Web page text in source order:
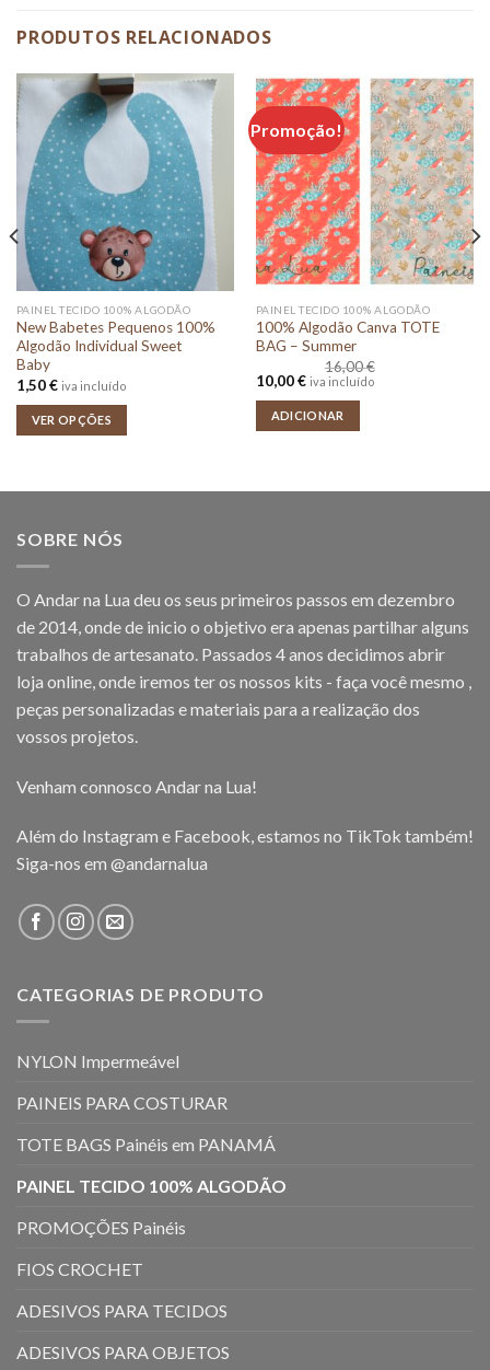
PRODUTOS RELACIONADOS
PAINEL TECIDO 100% ALGODÃO
New Babetes Pequenos 100%
Algodão Individual Sweet
Baby
1,50€ iva incluído
VER OPÇÕES
Promoção!
PAINEL TECIDO 100% ALGODÃO
100% Algodão Canva TOTE
BAG – Summer
16,00€
O
preço
original
era:
16,00 €.
10,00€O
atual
é:
10,00 €.
iva incluído
ADICIONAR
SOBRE NÓS
O Andar na Lua deu os seus primeiros passos em dezembro
de 2014, onde de inicio o objetivo era apenas partilhar alguns
trabalhos de artesanato. Passados 4 anos decidimos abrir
loja online, onde iremos ter os nossos kits - faça você mesmo ,
peças personalizadas e materiais para a realização dos
vossos projetos.
Venham connosco Andar na Lua!
Além do Instagram e Facebook, estamos no TikTok também!
Siga-nos em @andarnalua
CATEGORIAS DE PRODUTO
NYLON Impermeável
PAINEIS PARA COSTURAR
TOTE BAGS Painéis em PANAMÁ
PAINEL TECIDO 100% ALGODÃO
PROMOÇÕES Painéis
FIOS CROCHET
ADESIVOS PARA TECIDOS
ADESIVOS PARA OBJETOS